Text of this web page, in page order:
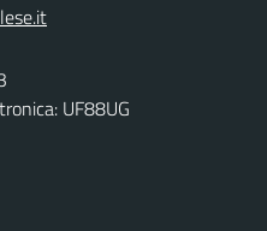
UF88UG